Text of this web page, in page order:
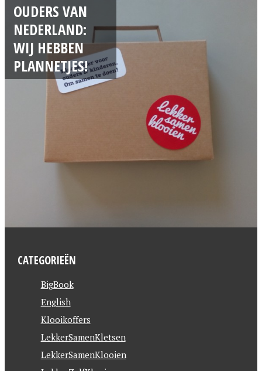
OUDERS VAN
NEDERLAND:
WIJ HEBBEN
PLANNETJES!
CATEGORIEËN
BigBook
English
Klooikoffers
LekkerSamenKletsen
LekkerSamenKlooien